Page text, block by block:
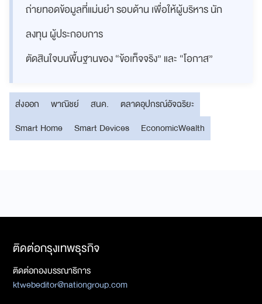
ถ่ายทอดข้อมูลที่แม่นยำ รอบด้าน เพื่อให้ผู้บริหาร นัก
ลงทุน ผู้ประกอบการ
ตัดสินใจบนพื้นฐานของ “ข้อเท็จจริง” และ “โอกาส”
ส่งออก พาณิชย์ สนค.
ตลาดอุปกรณ์อัจฉริยะ
Smart Home
Smart Devices EconomicWealth
ติดต่อกรุงเทพธุรกิจ
ติดต่อกองบรรณาธิการ
ktwebeditor@nationgroup.com